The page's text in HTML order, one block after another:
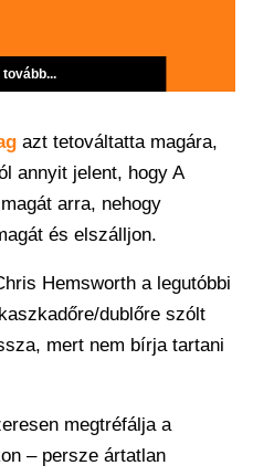
azt tetováltatta magára,
annyit jelent, hogy A
arra, nehogy
és elszálljon.
Hemsworth a legutóbbi
dublőre szólt
mert nem bírja tartani
megtréfálja a
– persze ártatlan